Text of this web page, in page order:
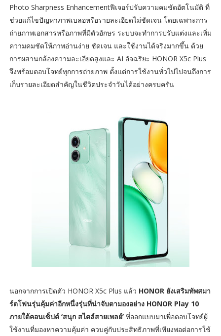
Photo Sharpness Enhancementฟีเจอร์ปรับความคมชัดอัตโนมัติ ที่
ช่วยแก้ไขปัญหาภาพเบลอหรือรายละเอียดไม่ชัดเจน โดยเฉพาะการ
ถ่ายภาพเอกสารหรือภาพที่มีตัวอักษร ระบบจะทำการปรับแต่งและเพิ่ม
ความคมชัดให้ภาพอ่านง่าย ชัดเจน และใช้งานได้จริงมากขึ้น ด้วย
การผสานกล้องความละเอียดสูงและ AI อัจฉริยะ HONOR X5c Plus
จึงพร้อมตอบโจทย์ทุกการถ่ายภาพ ตั้งแต่การใช้งานทั่วไปไปจนถึงการ
เก็บรายละเอียดสำคัญในชีวิตประจำวันได้อย่างครบครัน
นอกจากการเปิดตัว HONOR X5c Plus แล้ว HONOR ยังเสริมทัพสมา
ร์ตโฟนรุ่นคุ้มค่าอีกหนึ่งรุ่นที่น่าจับตามองอย่าง HONOR Play 10
ภายใต้คอนเซ็ปต์ ‘สนุก สไตล์สายเพลย์’ที่ออกแบบมาเพื่อตอบโจทย์ผู้
ใช้งานที่มองหาความคุ้มค่า ควบคู่กับประสิทธิภาพที่เพียงพอต่อการใช้